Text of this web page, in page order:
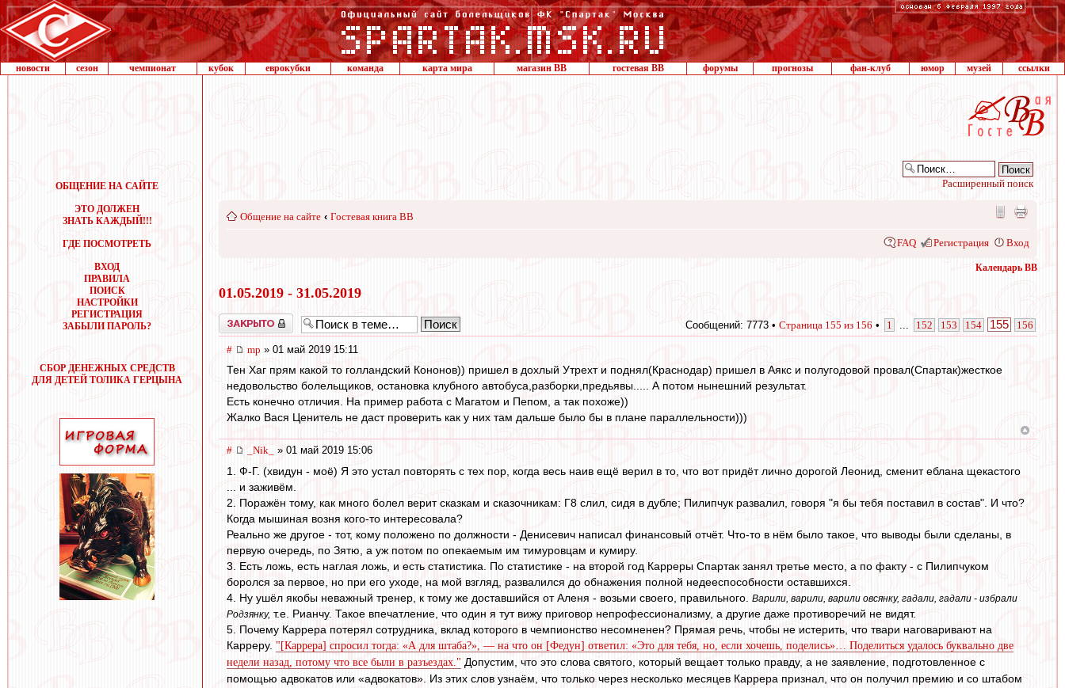
новости сезон чемпионат кубок еврокубки команда карта мира магазин ВВ гостевая ВВ форумы прогнозы фан-клуб юмор музей ссылки
ОБЩЕНИЕ НА САЙТЕ
ЭТО ДОЛЖЕН
ЗНАТЬ КАЖДЫЙ!!!
ГДЕ ПОСМОТРЕТЬ
ВХОД
ПРАВИЛА
ПОИСК
НАСТРОЙКИ
РЕГИСТРАЦИЯ
ЗАБЫЛИ ПАРОЛЬ?
СБОР ДЕНЕЖНЫХ СРЕДСТВ
ДЛЯ ДЕТЕЙ ТОЛИКА ГЕРЦЫНА
Расширенный поиск
Общение на сайте ‹ Гостевая книга ВВ
FAQ Регистрация Вход
Календарь ВВ
01.05.2019 - 31.05.2019
Закрыто Сообщений: 7773 • Страница 155 из 156 • 1 152 153 154 155 156
# mp » 01 май 2019 15:11
Тен Хаг прям какой то голландский Кононов)) пришел в дохлый Утрехт и поднял(Краснодар) пришел в Аякс и полугодовой провал(Спартак)жесткое
недовольство болельщиков, остановка клубного автобуса,разборки,предьявы..... А потом нынешний результат.
Есть конечно отличия. На пример работа с Магатом и Пепом, а так похоже))
Жалко Вася Ценитель не даст проверить как у них там дальше было бы в плане параллельности)))
# _Nik_ » 01 май 2019 15:06
1. Ф-Г. (хвидун - моё) Я это устал повторять с тех пор, когда весь наив ещё верил в то, что вот придёт лично дорогой Леонид, сменит еблана щекастого
... и заживём.
2. Поражён тому, как много болел верит сказкам и сказочникам: Г8 слил, сидя в дубле; Пилипчук развалил, говоря "я бы тебя поставил в состав". И что?
Когда мышиная возня кого-то интересовала?
Реально же другое - тот, кому положено по должности - Денисевич написал финансовый отчёт. Что-то в нём было такое, что выводы были сделаны, в
первую очередь, по Зятю, а уж потом по опекаемым им тимуровцам и кумиру.
3. Есть ложь, есть наглая ложь, и есть статистика. По статистике - на второй год Карреры Спартак занял третье место, а по факту - с Пилипчуком
боролся за первое, но при его уходе, на мой взгляд, развалился до обнажения полной недееспособности оставшихся.
4. Ну ушёл якобы неважный тренер, к тому же доставшийся от Аленя - возьми своего, правильного. Варили, варили, варили овсянку, гадали, гадали - избрали
Родзянку, т.е. Рианчу. Такое впечатление, что один я тут вижу приговор непрофессионализму, а другие даже противоречий не видят.
5. Почему Каррера потерял сотрудника, вклад которого в чемпионство несомненен? Прямая речь, чтобы не истерить, что твари наговаривают на
Карреру. "[Каррера] спросил тогда: «А для штаба?», — на что он [Федун] ответил: «Это для тебя, но, если хочешь, поделись»… Поделиться удалось буквально две
недели назад, потому что все были в разъездах." Допустим, что это слова святого, который вещает только правду, а не заявление, подготовленное с
помощью адвокатов или «адвокатов». Из этих слов узнаём, что только через несколько месяцев Каррера признал, что он получил премию и со штабом